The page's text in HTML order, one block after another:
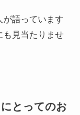
が語っています
も見当たりませ
とってのお